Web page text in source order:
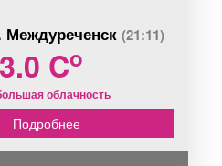
Междуреченск (21:11)
Co
облачность
Подробнее